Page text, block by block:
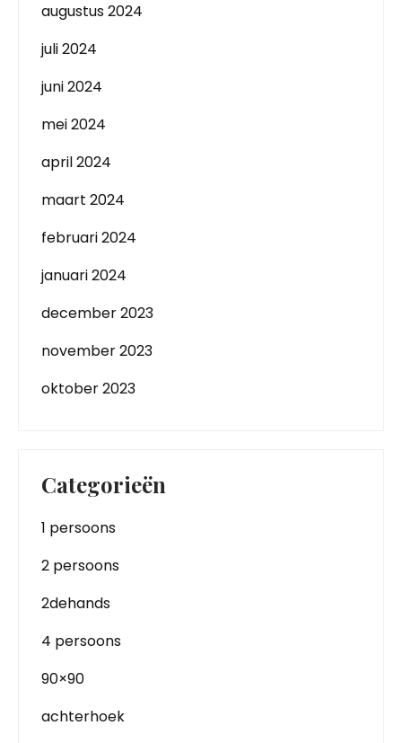
augustus 2024
juli 2024
juni 2024
mei 2024
april 2024
maart 2024
februari 2024
januari 2024
december 2023
november 2023
oktober 2023
Categorieën
1 persoons
2 persoons
2dehands
4 persoons
90×90
achterhoek